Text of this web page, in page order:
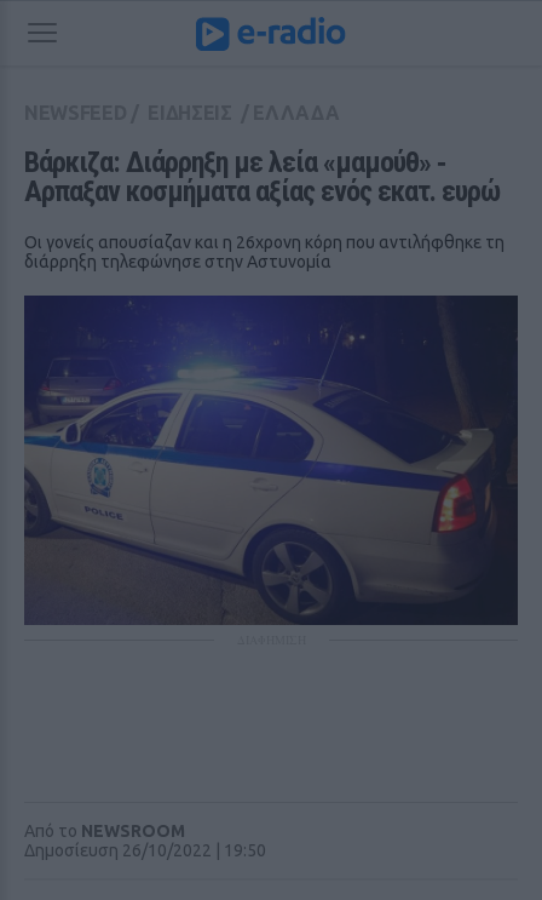
Βάρκιζα: Διάρρηξη με λεία «μαμούθ» ‑
Αρπαξαν κοσμήματα αξίας ενός εκατ. ευρώ
Οι γονείς απουσίαζαν και η 26χρονη κόρη που αντιλήφθηκε τη
διάρρηξη τηλεφώνησε στην Αστυνομία
Από το NEWSROOM
Δημοσίευση 26/10/2022 | 19:50